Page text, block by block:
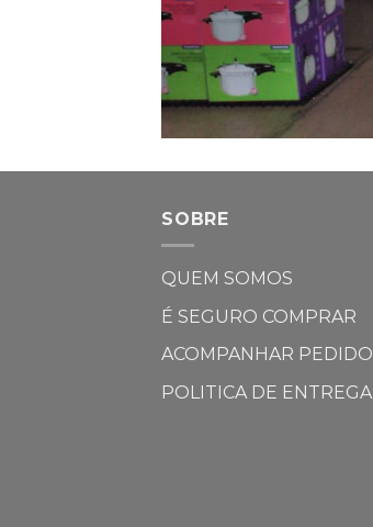
SOBRE
QUEM SOMOS
É SEGURO COMPRAR
ACOMPANHAR PEDIDO
POLITICA DE ENTREGA